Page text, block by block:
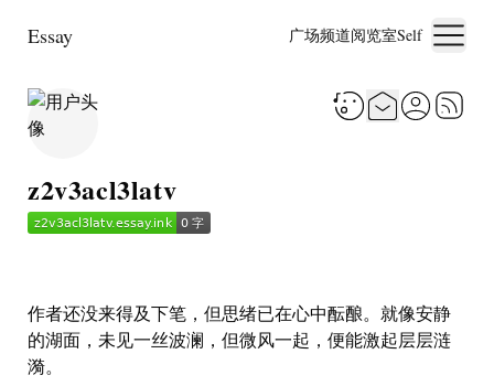
Essay 广场频道阅览室Self
z2v3acl3latv
作者还没来得及下笔，但思绪已在心中酝酿。就像安静
的湖面，未见一丝波澜，但微风一起，便能激起层层涟
漪。